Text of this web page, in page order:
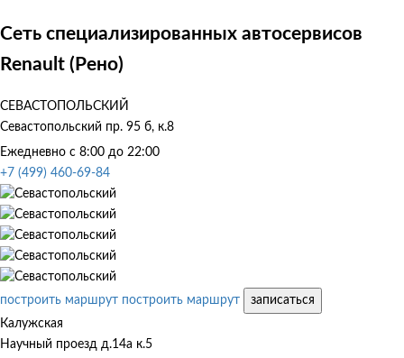
Сеть специализированных автосервисов
Renault (Рено)
СЕВАСТОПОЛЬСКИЙ
Севастопольский пр. 95 б, к.8
Ежедневно с 8:00 до 22:00
+7 (499) 460-69-84
построить маршрут построить маршрут
записаться
Калужская
Научный проезд д.14а к.5